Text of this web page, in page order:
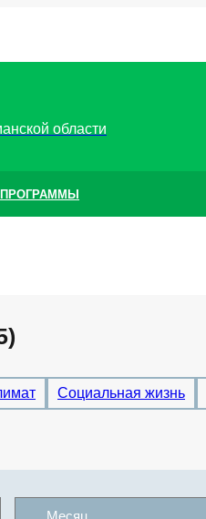
области
ПРОГРАММЫ
Социальная жизнь